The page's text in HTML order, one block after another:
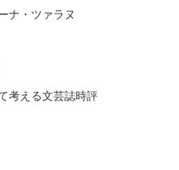
ナ・ツァラヌ
考える文芸誌時評